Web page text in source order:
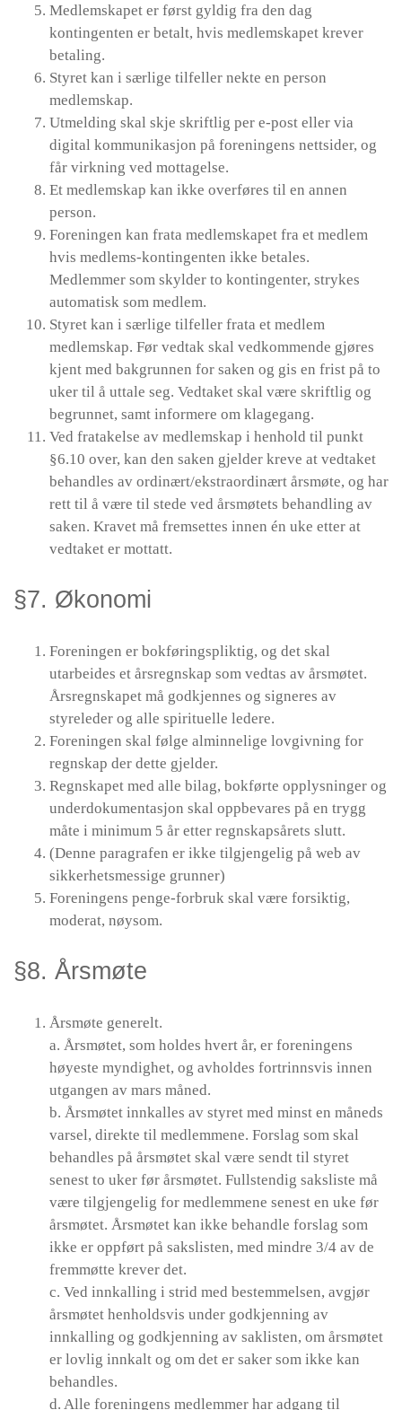
Medlemskapet er først gyldig fra den dag
kontingenten er betalt, hvis medlemskapet krever
betaling.
Styret kan i særlige tilfeller nekte en person
medlemskap.
Utmelding skal skje skriftlig per e-post eller via
digital kommunikasjon på foreningens nettsider, og
får virkning ved mottagelse.
Et medlemskap kan ikke overføres til en annen
person.
Foreningen kan frata medlemskapet fra et medlem
hvis medlems-kontingenten ikke betales.
Medlemmer som skylder to kontingenter, strykes
automatisk som medlem.
Styret kan i særlige tilfeller frata et medlem
medlemskap. Før vedtak skal vedkommende gjøres
kjent med bakgrunnen for saken og gis en frist på to
uker til å uttale seg. Vedtaket skal være skriftlig og
begrunnet, samt informere om klagegang.
Ved fratakelse av medlemskap i henhold til punkt
§6.10 over, kan den saken gjelder kreve at vedtaket
behandles av ordinært/ekstraordinært årsmøte, og har
rett til å være til stede ved årsmøtets behandling av
saken. Kravet må fremsettes innen én uke etter at
vedtaket er mottatt.
§7. Økonomi
Foreningen er bokføringspliktig, og det skal
utarbeides et årsregnskap som vedtas av årsmøtet.
Årsregnskapet må godkjennes og signeres av
styreleder og alle spirituelle ledere.
Foreningen skal følge alminnelige lovgivning for
regnskap der dette gjelder.
Regnskapet med alle bilag, bokførte opplysninger og
underdokumentasjon skal oppbevares på en trygg
måte i minimum 5 år etter regnskapsårets slutt.
(Denne paragrafen er ikke tilgjengelig på web av
sikkerhetsmessige grunner)
Foreningens penge-forbruk skal være forsiktig,
moderat, nøysom.
§8. Årsmøte
Årsmøte generelt.
a. Årsmøtet, som holdes hvert år, er foreningens
høyeste myndighet, og avholdes fortrinnsvis innen
utgangen av mars måned.
b. Årsmøtet innkalles av styret med minst en måneds
varsel, direkte til medlemmene. Forslag som skal
behandles på årsmøtet skal være sendt til styret
senest to uker før årsmøtet. Fullstendig saksliste må
være tilgjengelig for medlemmene senest en uke før
årsmøtet. Årsmøtet kan ikke behandle forslag som
ikke er oppført på sakslisten, med mindre 3/4 av de
fremmøtte krever det.
c. Ved innkalling i strid med bestemmelsen, avgjør
årsmøtet henholdsvis under godkjenning av
innkalling og godkjenning av saklisten, om årsmøtet
er lovlig innkalt og om det er saker som ikke kan
behandles.
d. Alle foreningens medlemmer har adgang til